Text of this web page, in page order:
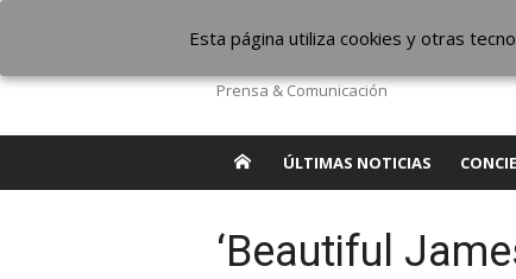
contenido
The Borderline
Prensa & Comunicación
ÚLTIMAS NOTICIAS
‘Beautiful
Esta página utiliza cookies y otras